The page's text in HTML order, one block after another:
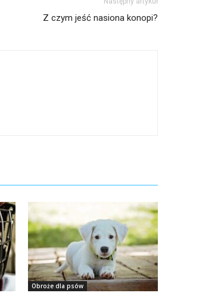
Z czym jeść nasiona konopi?
Obroże dla psów